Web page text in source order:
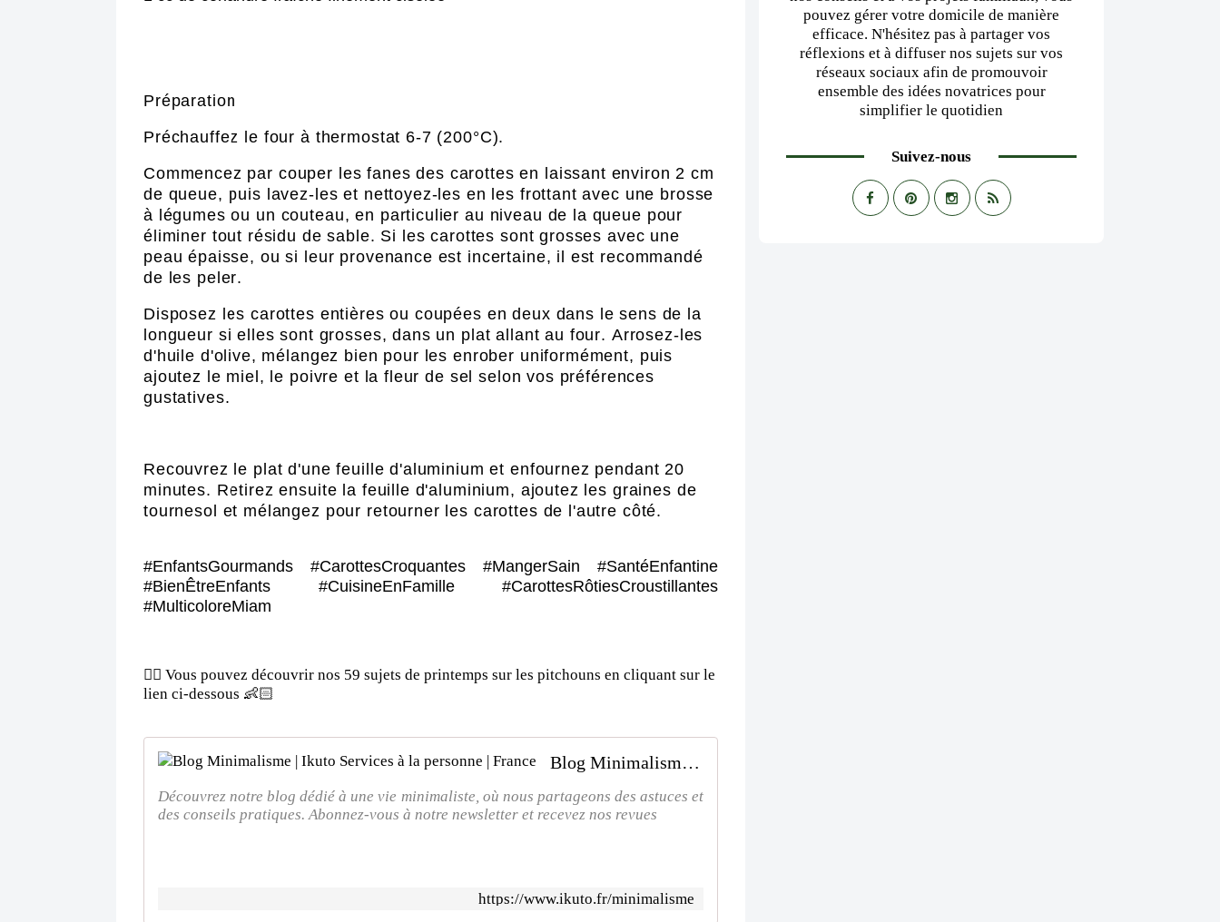
Préparation
Préchauffez le four à thermostat 6-7 (200°C).
Commencez par couper les fanes des carottes en laissant environ 2 cm
de queue, puis lavez-les et nettoyez-les en les frottant avec une brosse
à légumes ou un couteau, en particulier au niveau de la queue pour
éliminer tout résidu de sable. Si les carottes sont grosses avec une
peau épaisse, ou si leur provenance est incertaine, il est recommandé
de les peler.
Disposez les carottes entières ou coupées en deux dans le sens de la
longueur si elles sont grosses, dans un plat allant au four. Arrosez-les
d'huile d'olive, mélangez bien pour les enrober uniformément, puis
ajoutez le miel, le poivre et la fleur de sel selon vos préférences
gustatives.
Recouvrez le plat d'une feuille d'aluminium et enfournez pendant 20
minutes. Retirez ensuite la feuille d'aluminium, ajoutez les graines de
tournesol et mélangez pour retourner les carottes de l'autre côté.
#EnfantsGourmands #CarottesCroquantes #MangerSain #SantéEnfantine
#BienÊtreEnfants #CuisineEnFamille #CarottesRôtiesCroustillantes
#MulticoloreMiam
👉🏻 Vous pouvez découvrir nos 59 sujets de printemps sur les pitchouns en cliquant sur le
lien ci-dessous 👶🏻
Blog Minimalisme | Ikuto Services à la personne | France
Découvrez notre blog dédié à une vie minimaliste, où nous partageons des astuces et
des conseils pratiques. Abonnez-vous à notre newsletter et recevez nos revues
https://www.ikuto.fr/minimalisme
pouvez gérer votre domicile de manière
efficace. N'hésitez pas à partager vos
réflexions et à diffuser nos sujets sur vos
réseaux sociaux afin de promouvoir
ensemble des idées novatrices pour
simplifier le quotidien
Suivez-nous